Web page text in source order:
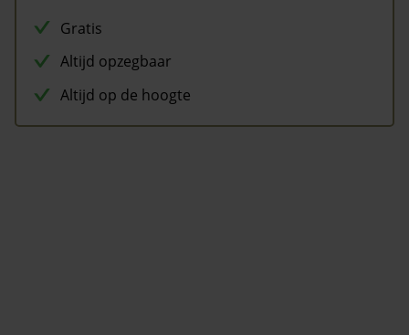
Gratis
Altijd opzegbaar
Altijd op de hoogte